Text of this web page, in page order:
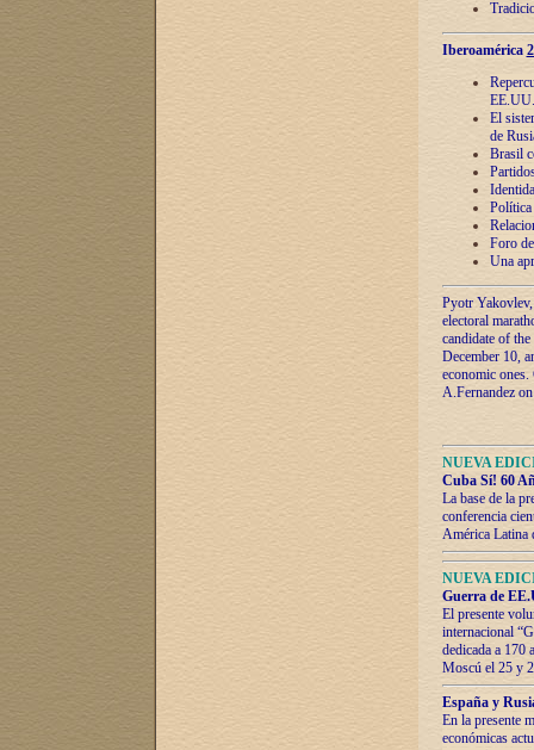
Iberoamérica
EE.UU.
El
de
Brasil
Política
Foro
Una
Pyotr
electoral
candidate of
December 10,
economic
A.Fernandez
NUEVA
Cuba Sí! 60
La base de la
conferencia
América Latina
NUEVA
Guerra de
El presente
internacional
dedicada a 170
Moscú el 25 y
España y
En la presente
económicas